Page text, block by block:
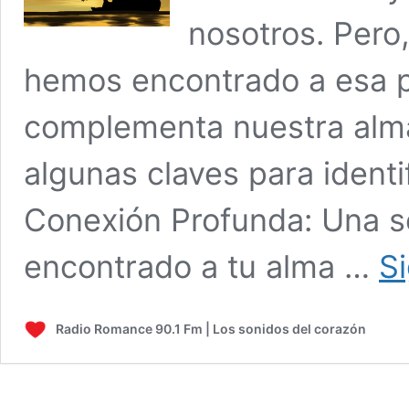
nosotros.
hemos encontrado a esa
complementa nuestra
algunas claves para
Conexión Profunda: Una
encontrado a tu alma …
Radio Romance 90.1 Fm | Los sonidos del corazón